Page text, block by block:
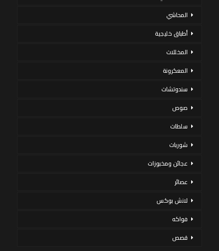
المحاشي
أطباق خليجية
المخللات
المعكرونة
سندوتشات
صوص
سلطات
شوربات
عجائن ومخبوزات
عصائر
لانش بوكس
فواكه
قصص